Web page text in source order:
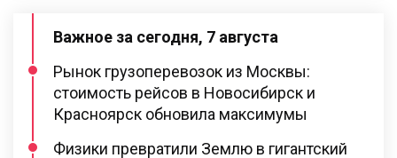
Важное за сегодня, 7 августа
Рынок грузоперевозок из Москвы:
стоимость рейсов в Новосибирск и
Красноярск обновила максимумы
Физики превратили Землю в гигантский